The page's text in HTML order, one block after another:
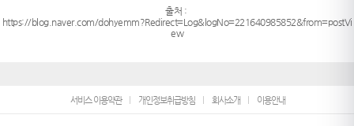
출처 :
https://blog.naver.com/dohyemm?Redirect=Log&logNo=221640985852&from=postVi
ew
서비스 이용약관 개인정보취급방침 회사소개 이용안내